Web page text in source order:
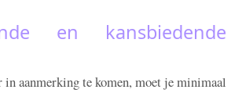
en kansbiedende
in aanmerking te komen, moet je minimaal